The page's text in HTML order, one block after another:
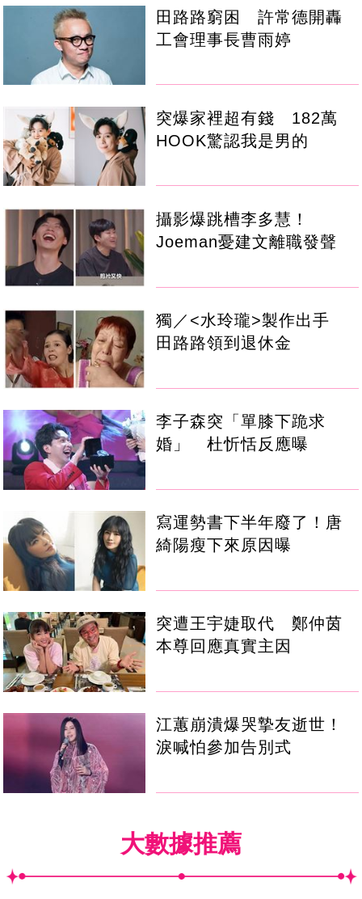
田路路窮困 許常德開轟
工會理事長曹雨婷
突爆家裡超有錢 182萬
HOOK驚認我是男的
攝影爆跳槽李多慧！
Joeman憂建文離職發聲
獨／<水玲瓏>製作出手
田路路領到退休金
李子森突「單膝下跪求
婚」 杜忻恬反應曝
寫運勢書下半年廢了！唐
綺陽瘦下來原因曝
突遭王宇婕取代 鄭仲茵
本尊回應真實主因
江蕙崩潰爆哭摯友逝世！
淚喊怕參加告別式
大數據推薦